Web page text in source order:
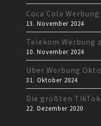
Coca Cola
13. November 2024
Telekom Werbung
10. November 2024
Uber Werbung
31. Oktober 2024
Die größten
22. Dezember 2020